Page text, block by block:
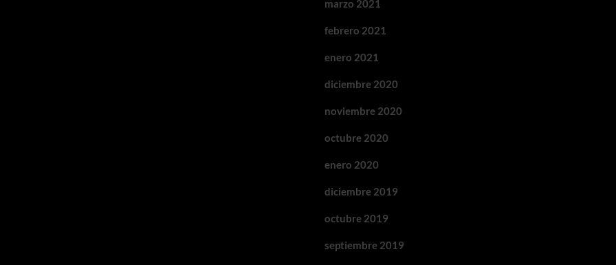
marzo 2021
febrero 2021
enero 2021
diciembre 2020
noviembre 2020
octubre 2020
enero 2020
diciembre 2019
octubre 2019
septiembre 2019